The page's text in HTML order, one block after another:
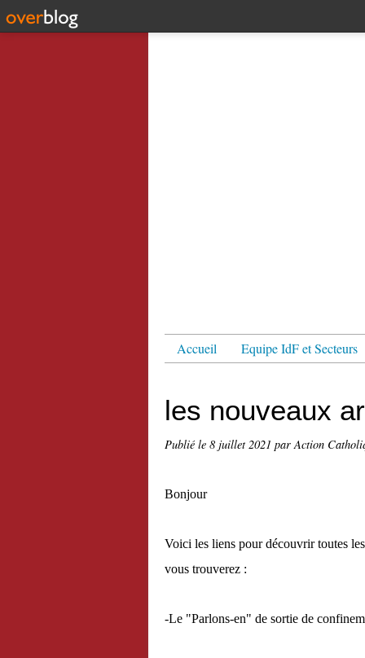
Accueil Equipe IdF et Secteurs
les nouveaux
Publié le 8 juillet 2021 par Action
Bonjour
Voici les liens pour découvrir toutes
vous trouverez :
-Le "Parlons-en" de sortie de